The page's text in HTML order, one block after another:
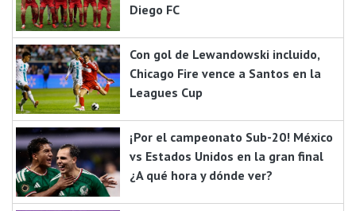
Diego FC
Con gol de Lewandowski incluido,
Chicago Fire vence a Santos en la
Leagues Cup
¡Por el campeonato Sub-20! México
vs Estados Unidos en la gran final
¿A qué hora y dónde ver?